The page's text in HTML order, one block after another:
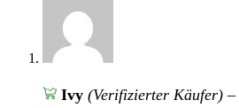
Ivy (Verifizierter Käufer) –